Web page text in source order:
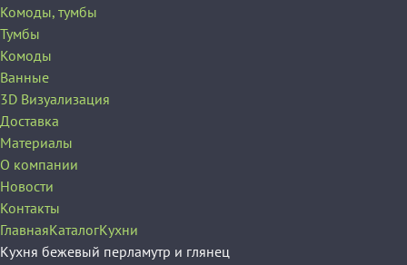
Комоды, тумбы
Тумбы
Комоды
Ванные
3D Визуализация
Доставка
Материалы
О компании
Новости
Контакты
ГлавнаяКаталогКухни
Кухня бежевый перламутр и глянец